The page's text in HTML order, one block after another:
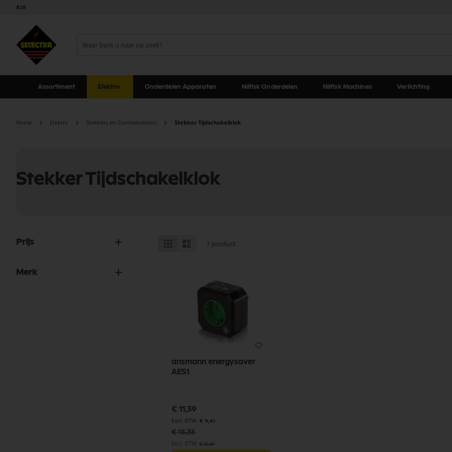
B2B
Assortiment Elektro Onderdelen Apparaten Nilfisk Onderdelen Nilfisk Machines Verlichting
Home Elektro Stekkers en Contrastekkers Stekker Tijdschakelklok
Stekker Tijdschakelklok
1 product
ansmann energysaver
AES1
Speciale
prijs
€ 11,39
€ 9,41
€ 15,35
€ 12,69
Prijs
Merk